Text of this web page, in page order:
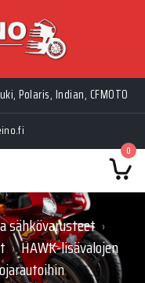
Ma-Pe 9-17
Polaris, Indian, CFMOTO
0
sähkövarusteet ›
› HAWK-lisävalojen